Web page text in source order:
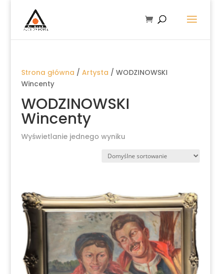
Strona główna / Artysta / WODZINOWSKI
Wincenty
WODZINOWSKI
Wincenty
Wyświetlanie jednego wyniku